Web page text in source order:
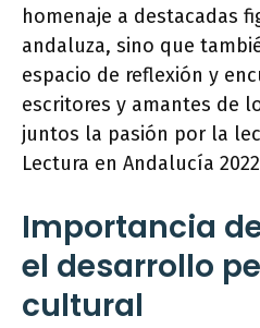
homenaje a destacadas
andaluza, sino que
espacio de reflexión y
escritores y amantes de
juntos la pasión por la
Lectura en Andalucía
Importancia
el desarrollo
cultural